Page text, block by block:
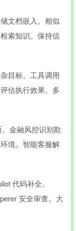
文档嵌入。相似
索知识。保持信
目标。工具调用
估执行效果。多
金融风控识别欺
境。智能客服解
代码补全。
安全审查。大